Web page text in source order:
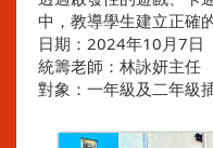
中，教導學生建立正確
日期：2024年10月7日
統籌老師：林詠妍主任
對象：一年級及二年級